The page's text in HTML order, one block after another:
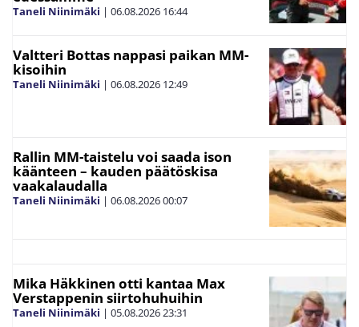
Taneli Niinimäki | 06.08.2026 16:44
Valtteri Bottas nappasi paikan MM-
kisoihin
Taneli Niinimäki | 06.08.2026 12:49
Rallin MM-taistelu voi saada ison
käänteen – kauden päätöskisa
vaakalaudalla
Taneli Niinimäki | 06.08.202600:07
Mika Häkkinen otti kantaa Max
Verstappenin siirtohuhuihin
Taneli Niinimäki | 05.08.202623:31